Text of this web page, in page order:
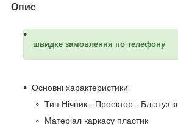
Опис
швидке замовлення по телефону
Основні характеристики
Тип Нічник - Проектор - Блютуз
Матеріал каркасу пластик